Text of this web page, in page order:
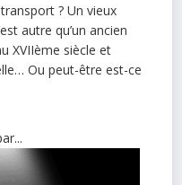
? Un vieux
autre qu’un ancien
XVIIème siècle et
Ou peut-être est-ce